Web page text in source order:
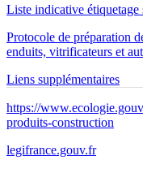
Liste indicative étiquetage
Protocole de préparation
enduits, vitrificateurs et
Liens supplémentaires
https://
produits-construction
legifrance.gouv.fr